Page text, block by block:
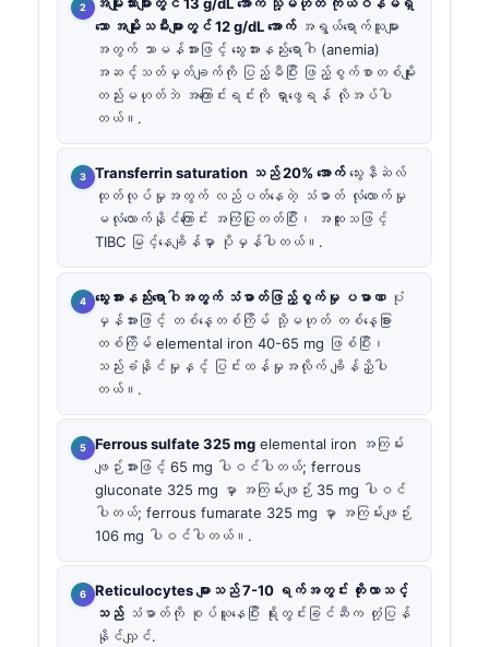
သော အမျိုးသမီးများတွင် 12 g/dL အောက်အရွယ်ရောက်သူများ
အတွက် သာမန်အားဖြင့် သွေးအားနည်းရောဂါ (anemia)
အဆင့်သတ်မှတ်ချက်ကို ပြည့်မီပြီး ဖြည့်စွက်စာတစ်မျိုး
တည်းမဟုတ်ဘဲ အကြောင်းရင်းကို ရှာဖွေရန် လိုအပ်ပါ
တယ်။.
Transferrin saturation သည် 20% အောက်သွေးနီဆဲလ်
ထုတ်လုပ်မှုအတွက် လည်ပတ်နေတဲ့ သံဓာတ် လုံလောက်မှု
မလုံလောက်နိုင်ကြောင်း အကြံပြုတတ်ပြီး၊ အထူးသဖြင့်
TIBC မြင့်နေချိန်မှာ ပိုမှန်ပါတယ်။.
သွေးအားနည်းရောဂါအတွက် သံဓာတ်ဖြည့်စွက်မှု ပမာဏပုံ
မှန်အားဖြင့် တစ်နေ့တစ်ကြိမ် သို့မဟုတ် တစ်နေ့ခြား
တစ်ကြိမ် elemental iron 40-65 mg ဖြစ်ပြီး၊
သည်းခံနိုင်မှုနှင့် ပြင်းထန်မှုအလိုက် ချိန်ညှိပါ
တယ်။.
Ferrous sulfate 325 mg elemental iron အကြမ်း
ဖျဉ်းအားဖြင့် 65 mg ပါဝင်ပါတယ်; ferrous
gluconate 325 mg မှာ အကြမ်းဖျဉ်း 35 mg ပါဝင်
ပါတယ်; ferrous fumarate 325 mg မှာ အကြမ်းဖျဉ်း
106 mg ပါဝင်ပါတယ်။.
Reticulocytes များသည် 7-10 ရက်အတွင်း တိုးလာသင့်
သည်သံဓာတ်ကို စုပ်ယူနေပြီး ရိုးတွင်းခြင်ဆီက တုံ့ပြန်
နိုင်လျှင်.